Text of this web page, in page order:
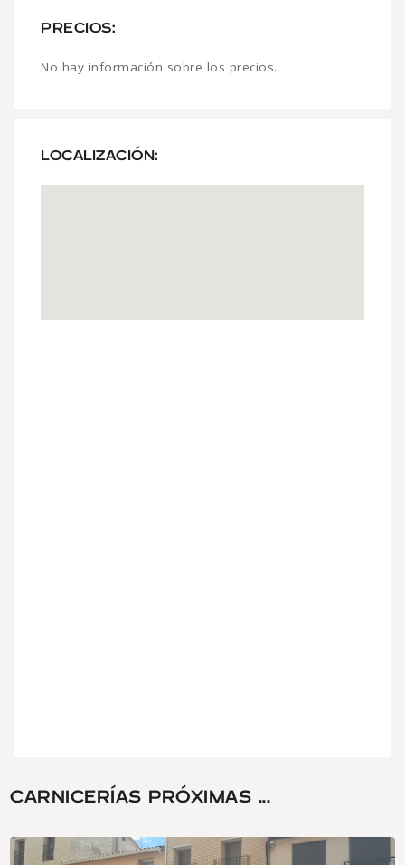
PRECIOS:
No hay información sobre los precios.
LOCALIZACIÓN:
CARNICERÍAS PRÓXIMAS ...